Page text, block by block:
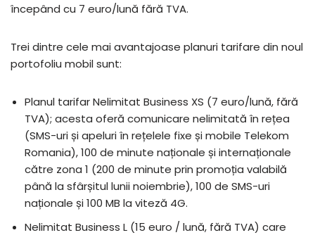
începând cu 7 euro/lună fără TVA.
Trei dintre cele mai avantajoase planuri tarifare din noul
portofoliu mobil sunt:
Planul tarifar Nelimitat Business XS (7 euro/lună, fără
TVA); acesta oferă comunicare nelimitată în rețea
(SMS-uri și apeluri în rețelele fixe și mobile Telekom
Romania), 100 de minute naționale și internaționale
către zona 1 (200 de minute prin promoția valabilă
până la sfârșitul lunii noiembrie), 100 de SMS-uri
naționale și 100 MB la viteză 4G.
Nelimitat Business L (15 euro / lună, fără TVA) care